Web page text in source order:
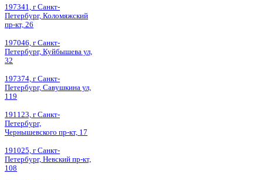
197341, г Санкт-
Петербург, Коломяжский
пр-кт, 26
197046, г Санкт-
Петербург, Куйбышева ул,
32
197374, г Санкт-
Петербург, Савушкина ул,
119
191123, г Санкт-
Петербург,
Чернышевского пр-кт, 17
191025, г Санкт-
Петербург, Невский пр-кт,
108